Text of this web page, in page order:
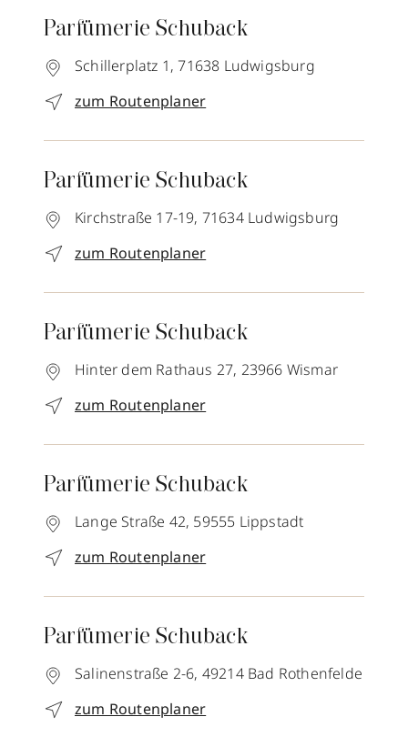
Parfümerie Schuback
Schillerplatz 1, 71638 Ludwigsburg
zum Routenplaner
Parfümerie Schuback
Kirchstraße 17-19, 71634 Ludwigsburg
zum Routenplaner
Parfümerie Schuback
Hinter dem Rathaus 27, 23966 Wismar
zum Routenplaner
Parfümerie Schuback
Lange Straße 42, 59555 Lippstadt
zum Routenplaner
Parfümerie Schuback
Salinenstraße 2-6, 49214 Bad Rothenfelde
zum Routenplaner